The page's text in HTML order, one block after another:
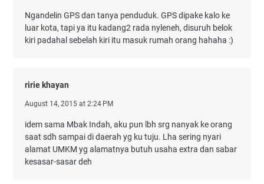
Ngandelin GPS dan tanya penduduk. GPS dipake kalo ke
luar kota, tapi ya itu kadang2 rada nyleneh, disuruh belok
kiri padahal sebelah kiri itu masuk rumah orang hahaha :)
ririe khayan
August 14, 2015 at 2:24 PM
idem sama Mbak Indah, aku pun lbh srg nanyak ke orang
saat sdh sampai di daerah yg ku tuju. Lha sering nyari
alamat UMKM yg alamatnya butuh usaha extra dan sabar
kesasar-sasar deh